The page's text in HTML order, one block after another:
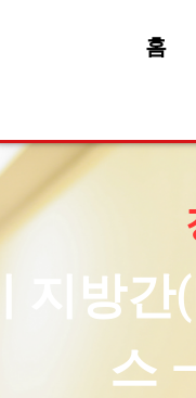
홈
지방
스